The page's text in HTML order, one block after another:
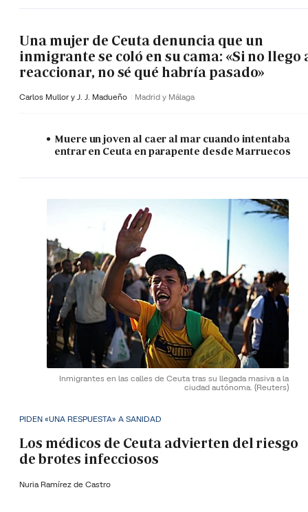
Una mujer de Ceuta denuncia que un
inmigrante se coló en su cama: «Si no llego
reaccionar, no sé qué habría pasado»
Carlos Mullor y J. J. Madueño Madrid y Málaga
Muere un joven al caer al mar cuando intentaba
entrar en Ceuta en parapente desde Marruecos
Inmigrantes en las calles de Ceuta tras su llegada masiva a la
ciudad autónoma. (Reuters)
PIDEN «UNA RESPUESTA» A SANIDAD
Los médicos de Ceuta advierten del riesgo
de brotes infecciosos
Nuria Ramírez de Castro